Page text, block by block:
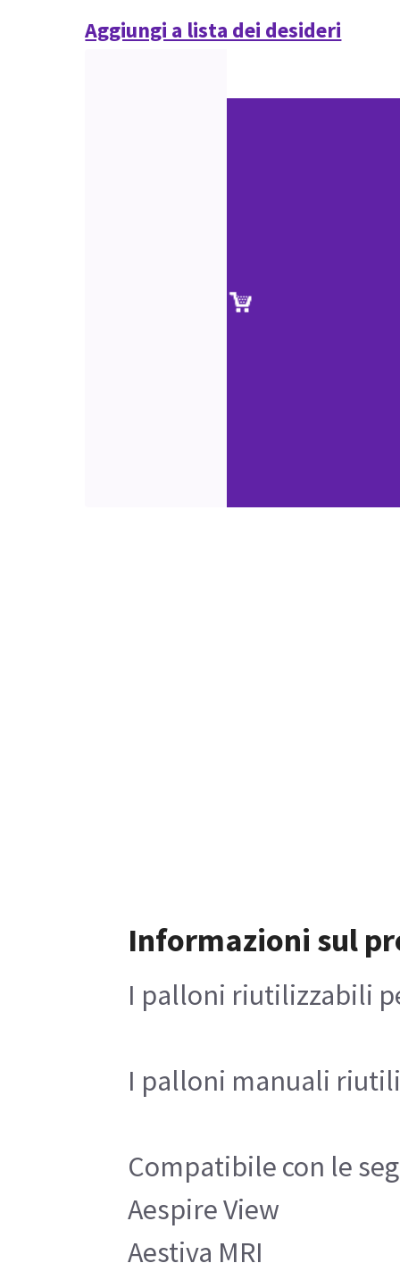
Aggiungi a lista dei desideri
Informazioni sul
I palloni riutilizzabili
I palloni manuali
Compatibile con le
Aespire View
Aestiva MRI